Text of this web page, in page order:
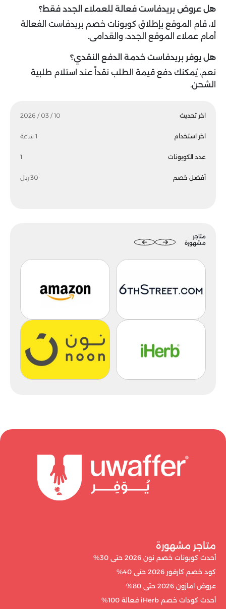
اخر تحديث 10 / 03 / 2026
اخر استخدام 1 ساعة
عدد الكوبونات 1
أفضل خصم 30 ريال
متاجر
مشهورة
هل عروض بريدفاست فعالة للعملاء الجدد فقط؟
لا، قام الموقع بإطلاق كوبونات خصم بريدفاست الفعالة
أمام عملاء الموقع الجدد، والقدامى.
هل يوفر بريدفاست خدمة الدفع النقدي؟
نعم، يُمكنك دفع قيمة الطلب نقداً عند استلام طلبية
الشحن.
متاجر مشهورة
أحدث كوبونات خصم نون 2026 حتى 30%
كود خصم كارفور 2026 حتى 40%
عروض امازون 2026 حتى 80%
أحدث كودات خصم iHerb فعالة 100%